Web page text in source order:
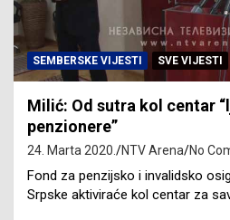
SEMBERSKE VIJESTI SVE VIJESTI
Milić: Od sutra kol centar
penzionere”
24. Marta 2020. NTV Arena No
Fond za penzijsko i invalidsko
Srpske aktiviraće kol centar za